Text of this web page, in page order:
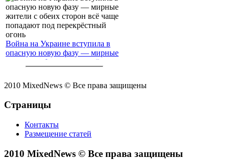
Война на Украине вступила в
опасную новую фазу — мирные
жители с обеих сторон всё чаще
2010 MixedNews © Все права защищены
Страницы
Контакты
Размещение статей
2010 MixedNews © Все права защищены